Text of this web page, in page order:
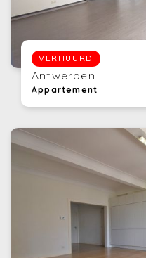
VERHUURD
Antwerpen
Appartement